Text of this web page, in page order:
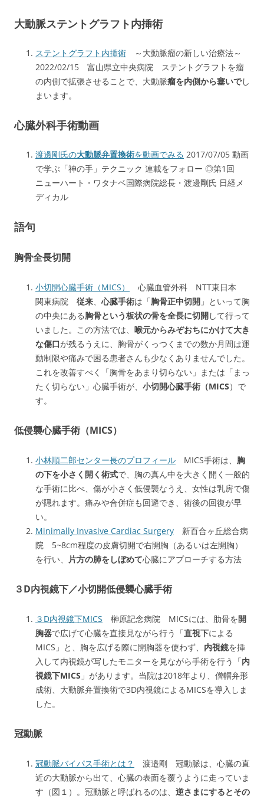
大動脈ステントグラフト内挿術
ステントグラフト内挿術 ～大動脈瘤の新しい治療法～
2022/02/15 富山県立中央病院 ステントグラフトを瘤
の内側で拡張させることで、大動脈瘤を内側から塞いでし
まいます。
心臓外科手術動画
渡邊剛氏の大動脈弁置換術を動画でみる 2017/07/05 動画
で学ぶ「神の手」テクニック 連載をフォロー ◎第1回
ニューハート・ワタナベ国際病院総長・渡邊剛氏 日経メ
ディカル
語句
胸骨全長切開
小切開心臓手術（MICS）
心臓血管外科 NTT東日本
関東病院 従来、 心臓手術は「胸骨正中切開 」といって胸
の中央にある胸骨という板状の骨を全長に切開して行って
いました。この方法では、 喉元からみぞおちにかけて大き
な傷口が残るうえに、胸骨がくっつくまでの数か月間は運
動制限や痛みで困る患者さんも少なくありませんでした。
これを改善すべく「胸骨をあまり切らない」または「まっ
たく切らない」心臓手術が、 小切開心臓手術（MICS）で
す。
低侵襲心臓手術（MICS）
小林順二郎センター長のプロフィール MICS手術は、 胸
の下を小さく開く術式で、胸の真ん中を大きく開く一般的
な手術に比べ、傷が小さく低侵襲なうえ、女性は乳房で傷
が隠れます。痛みや合併症も回避でき、術後の回復が早
い。
Minimally Invasive Cardiac Surgery 新百合ヶ丘総合病
院 5~8cm程度の皮膚切開で右開胸（あるいは左開胸）
を行い、 片方の肺をしぼめて心臓にアプローチする方法
３D内視鏡下／小切開低侵襲心臓手術
３D内視鏡下MICS 榊原記念病院 MICSには、肋骨を開
胸器で広げて心臓を直接見ながら行う「直視下による
MICS」と、胸を広げる際に開胸器を使わず、 内視鏡を挿
入して内視鏡が写したモニターを見ながら手術を行う「内
視鏡下MICS 」があります。当院は2018年より、僧帽弁形
成術、大動脈弁置換術で3D内視鏡によるMICSを導入しま
した。
冠動脈
冠動脈バイパス手術とは？
渡邉剛 冠動脈は、心臓の直
近の大動脈から出て、心臓の表面を覆うように走っていま
す（図１）。冠動脈と呼ばれるのは、 逆さまにするとその